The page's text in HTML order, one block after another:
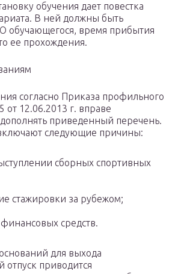
обучения дает повестка
В ней должны быть
обучающегося, время прибытия
ее прохождения.
согласно Приказа профильного
от 12.06.2013 г. вправе
дополнять приведенный перечень.
следующие причины:
сборных спортивных
стажировки за рубежом;
финансовых средств.
для выхода
отпуск приводится